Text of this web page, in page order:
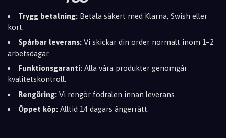
Trygg betalning: Betala säkert med Klarna, Swish eller
kort.
Spårbar leverans: Vi skickar din order normalt inom 1–2
arbetsdagar.
Funktionsgaranti: Alla våra produkter genomgår
kvalitetskontroll.
Rengöring: Vi rengör fodralen innan leverans.
Öppet köp: Alltid 14 dagars ångerrätt.